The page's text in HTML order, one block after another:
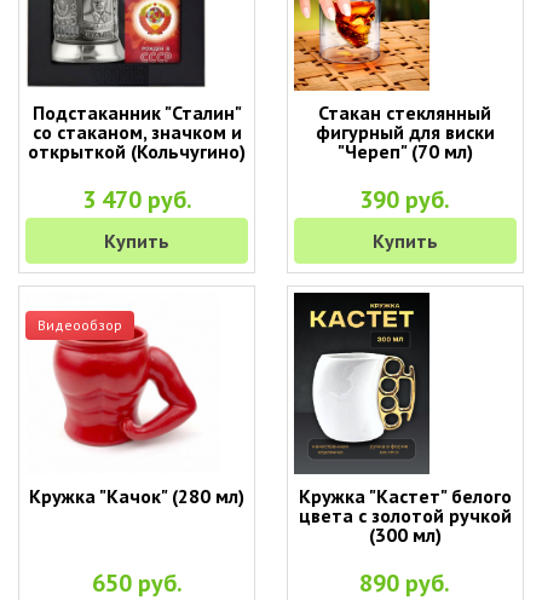
Подстаканник "Сталин"
со стаканом, значком и
открыткой (Кольчугино)
3 470 руб.
Купить
Стакан стеклянный
фигурный для виски
"Череп" (70 мл)
390 руб.
Купить
Видеообзор
Кружка "Качок" (280 мл)
650 руб.
Кружка "Кастет" белого
цвета с золотой ручкой
(300 мл)
890 руб.